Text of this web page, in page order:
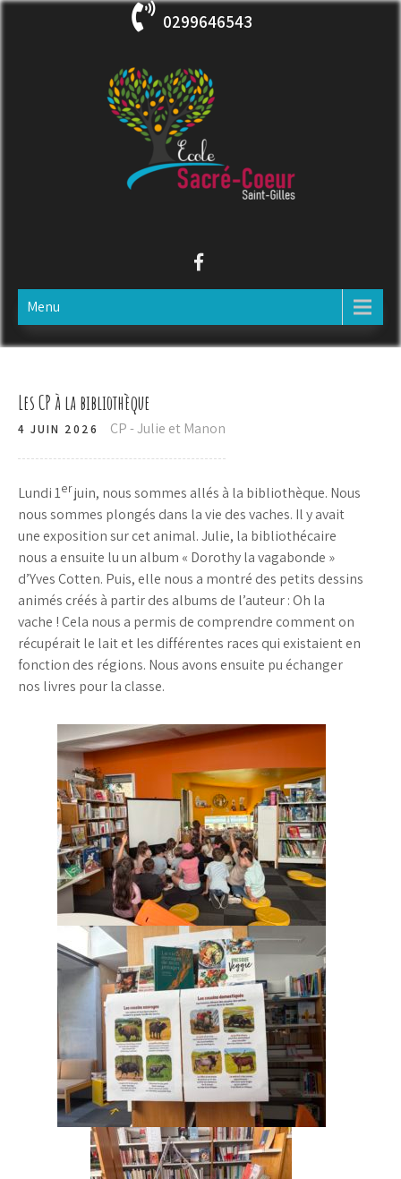
Skip
0299646543
ECOLE SACRE COEUR
Menu
Les CP à la bibliothèque
4 JUIN 2026 CP - Julie et Manon
Lundi 1erjuin, nous sommes allés à la bibliothèque. Nous
nous sommes plongés dans la vie des vaches. Il y avait
une exposition sur cet animal. Julie, la bibliothécaire
nous a ensuite lu un album « Dorothy la vagabonde »
d’Yves Cotten. Puis, elle nous a montré des petits dessins
animés créés à partir des albums de l’auteur : Oh la
vache ! Cela nous a permis de comprendre comment on
récupérait le lait et les différentes races qui existaient en
fonction des régions. Nous avons ensuite pu échanger
nos livres pour la classe.